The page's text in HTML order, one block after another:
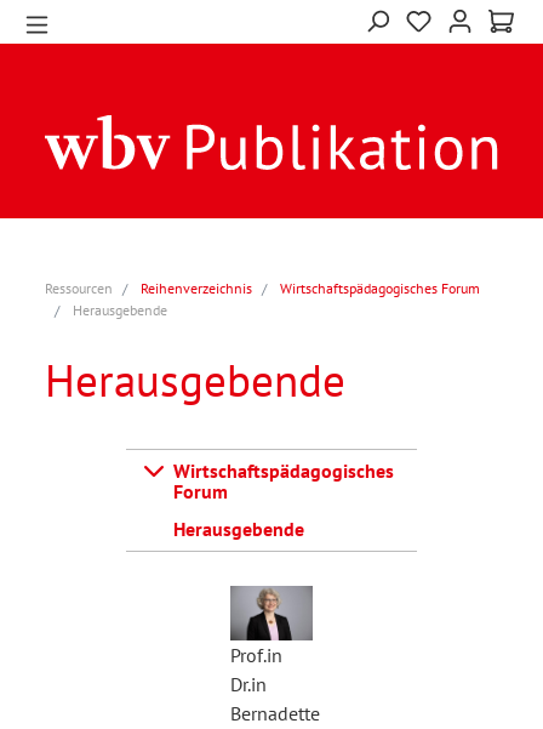
Ressourcen Reihenverzeichnis
Wirtschaftspädagogisches Forum
Herausgebende
Herausgebende
Wirtschaftspädagogisches
Forum
Herausgebende
Prof.in
Dr.in
Bernadette